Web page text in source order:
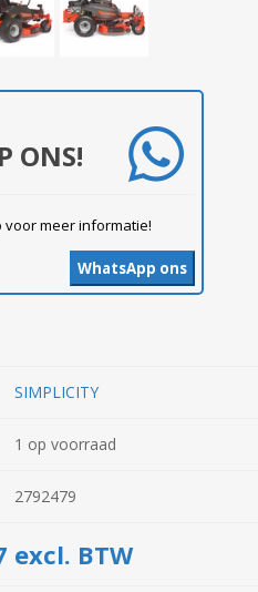
ONS!
voor meer informatie!
WhatsApp ons
SIMPLICITY
1 op voorraad
2792479
excl. BTW